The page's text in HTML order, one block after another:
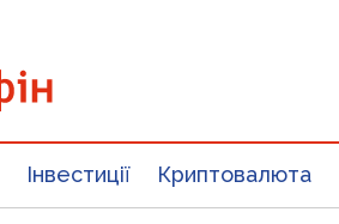
Інвестиції Криптовалюта